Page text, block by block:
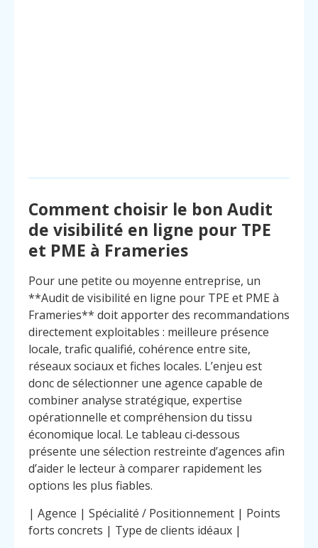
Comment choisir le bon Audit
de visibilité en ligne pour TPE
et PME à Frameries
Pour une petite ou moyenne entreprise, un
**Audit de visibilité en ligne pour TPE et PME à
Frameries** doit apporter des recommandations
directement exploitables : meilleure présence
locale, trafic qualifié, cohérence entre site,
réseaux sociaux et fiches locales. L’enjeu est
donc de sélectionner une agence capable de
combiner analyse stratégique, expertise
opérationnelle et compréhension du tissu
économique local. Le tableau ci‑dessous
présente une sélection restreinte d’agences afin
d’aider le lecteur à comparer rapidement les
options les plus fiables.
| Agence | Spécialité / Positionnement | Points
forts concrets | Type de clients idéaux |